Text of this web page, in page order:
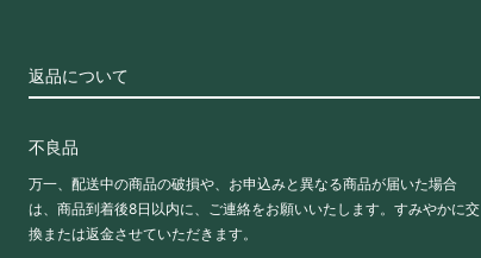
返品について
不良品
万一、配送中の商品の破損や、お申込みと異なる商品が届いた場合
は、商品到着後8日以内に、ご連絡をお願いいたします。すみやかに交
換または返金させていただきます。